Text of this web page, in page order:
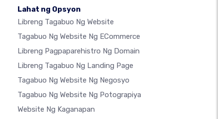
Lahat ng Opsyon
Libreng Tagabuo Ng Website
Tagabuo Ng Website Ng ECommerce
Libreng Pagpaparehistro Ng Domain
Libreng Tagabuo Ng Landing Page
Tagabuo Ng Website Ng Negosyo
Tagabuo Ng Website Ng Potograpiya
Website Ng Kaganapan